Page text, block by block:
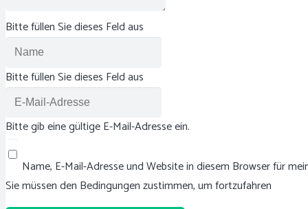
Bitte füllen Sie dieses Feld aus
Bitte füllen Sie dieses Feld aus
Bitte gib eine gültige E-Mail-Adresse ein.
Name, E-Mail-Adresse und Website in diesem Browser für
Sie müssen den Bedingungen zustimmen, um fortzufahren